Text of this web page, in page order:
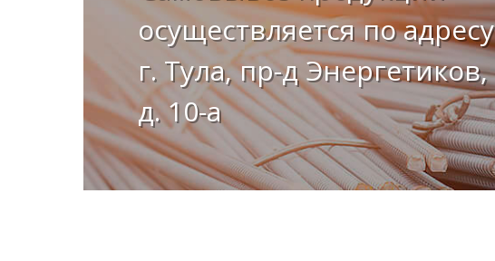
осуществляется по адресу
г. Тула, пр-д Энергетиков,
д. 10-а